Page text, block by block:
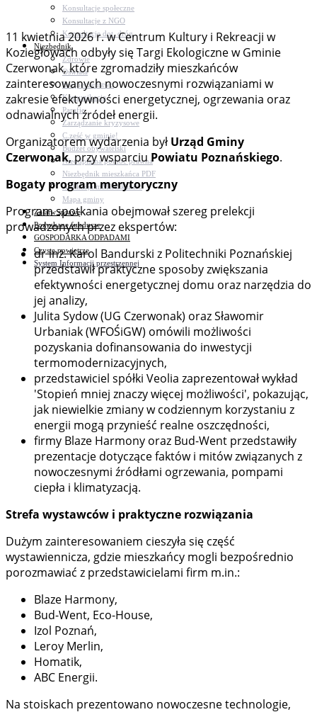
Konsultacje społeczne
Konsultacje z NGO
Konsultacje dot. dróg
Niezbędnik
Zdrowie
Oświata
Bezpieczeństwo
Komunikacja
Parafie
Zarządzanie kryzysowe
C.ześć w gminie!
Budżet obywatelski
Nieodpłatna pomoc prawna
Niezbędnik mieszkańca PDF
Aplikacja mMieszkaniec
Mapa gminy
Załatw sprawę
Pozyskane fundusze
GOSPODARKA ODPADAMI
Czyste powietrze
System Informacji przestrzennej
11 kwietnia 2026 r. w Centrum Kultury i Rekreacji w
Koziegłowach odbyły się Targi Ekologiczne w Gminie
Czerwonak, które zgromadziły mieszkańców
zainteresowanych nowoczesnymi rozwiązaniami w
zakresie efektywności energetycznej, ogrzewania oraz
odnawialnych źródeł energii.
Organizatorem wydarzenia był Urząd Gminy
Czerwonak, przy wsparciuPowiatu Poznańskiego.
Bogaty program merytoryczny
Program spotkania obejmował szereg prelekcji
prowadzonych przez ekspertów:
dr inż. Karol Bandurski z Politechniki Poznańskiej
przedstawił praktyczne sposoby zwiększania
efektywności energetycznej domu oraz narzędzia do
jej analizy,
Julita Sydow (UG Czerwonak) oraz Sławomir
Urbaniak (WFOŚiGW) omówili możliwości
pozyskania dofinansowania do inwestycji
termomodernizacyjnych,
przedstawiciel spółki Veolia zaprezentował wykład
'Stopień mniej znaczy więcej możliwości', pokazując,
jak niewielkie zmiany w codziennym korzystaniu z
energii mogą przynieść realne oszczędności,
firmy Blaze Harmony oraz Bud-Went przedstawiły
prezentacje dotyczące faktów i mitów związanych z
nowoczesnymi źródłami ogrzewania, pompami
ciepła i klimatyzacją.
Strefa wystawców i praktyczne rozwiązania
Dużym zainteresowaniem cieszyła się część
wystawiennicza, gdzie mieszkańcy mogli bezpośrednio
porozmawiać z przedstawicielami firm m.in.:
Blaze Harmony,
Bud-Went, Eco-House,
Izol Poznań,
Leroy Merlin,
Homatik,
ABC Energii.
Na stoiskach prezentowano nowoczesne technologie,